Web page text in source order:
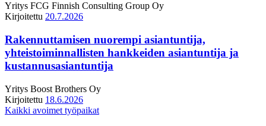
Yritys FCG Finnish Consulting Group Oy
Kirjoitettu 20.7.2026
Rakennuttamisen nuorempi asiantuntija,
yhteistoiminnallisten hankkeiden asiantuntija ja
kustannusasiantuntija
Yritys Boost Brothers Oy
Kirjoitettu 18.6.2026
Kaikki avoimet työpaikat